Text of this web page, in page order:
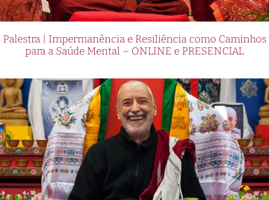
Palestra | Impermanência e Resiliência como Caminhos
para a Saúde Mental – ONLINE e PRESENCIAL